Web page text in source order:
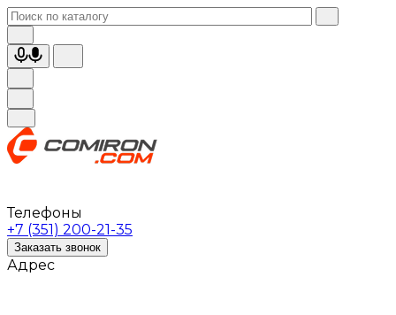
Телефоны
+7 (351) 200-21-35
Заказать звонок
Адрес